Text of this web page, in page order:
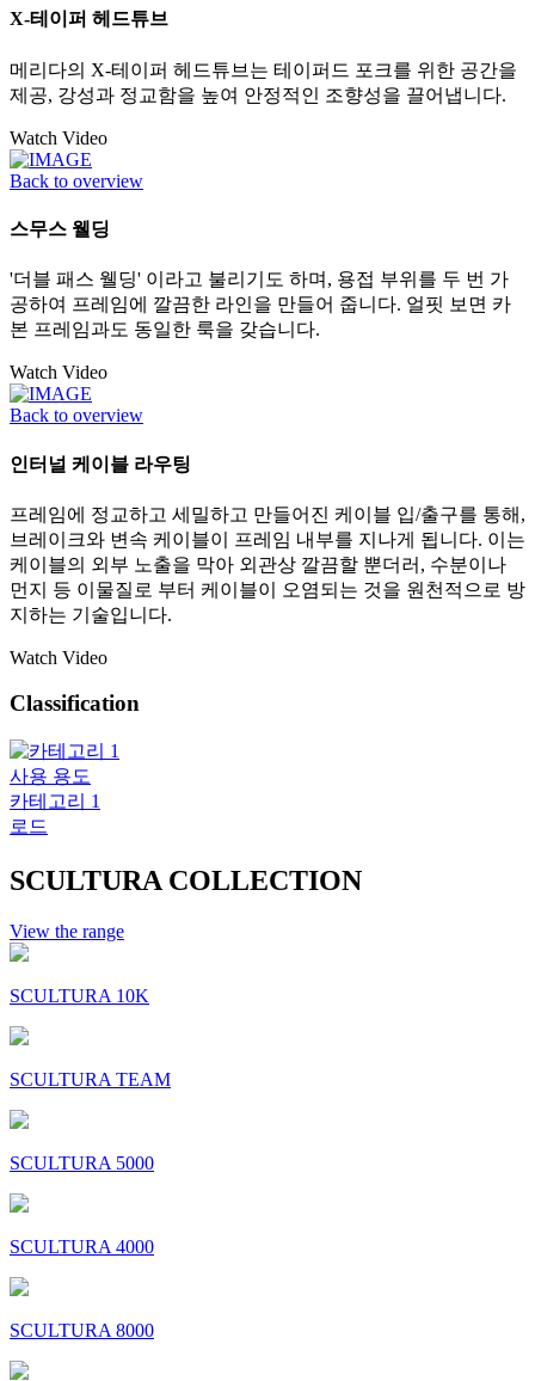
X-테이퍼 헤드튜브
메리다의 X-테이퍼 헤드튜브는 테이퍼드 포크를 위한 공간을
제공, 강성과 정교함을 높여 안정적인 조향성을 끌어냅니다.
Watch Video
Back to overview
스무스 웰딩
'더블 패스 웰딩' 이라고 불리기도 하며, 용접 부위를 두 번 가
공하여 프레임에 깔끔한 라인을 만들어 줍니다. 얼핏 보면 카
본 프레임과도 동일한 룩을 갖습니다.
Watch Video
Back to overview
인터널 케이블 라우팅
프레임에 정교하고 세밀하고 만들어진 케이블 입/출구를 통해,
브레이크와 변속 케이블이 프레임 내부를 지나게 됩니다. 이는
케이블의 외부 노출을 막아 외관상 깔끔할 뿐더러, 수분이나
먼지 등 이물질로 부터 케이블이 오염되는 것을 원천적으로 방
지하는 기술입니다.
Watch Video
Classification
사용 용도
카테고리 1
로드
SCULTURA COLLECTION
View the range
SCULTURA 10K
SCULTURA TEAM
SCULTURA 5000
SCULTURA 4000
SCULTURA 8000